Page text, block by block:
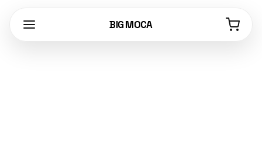
BIG MOCA